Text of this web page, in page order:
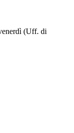
(Uff. di